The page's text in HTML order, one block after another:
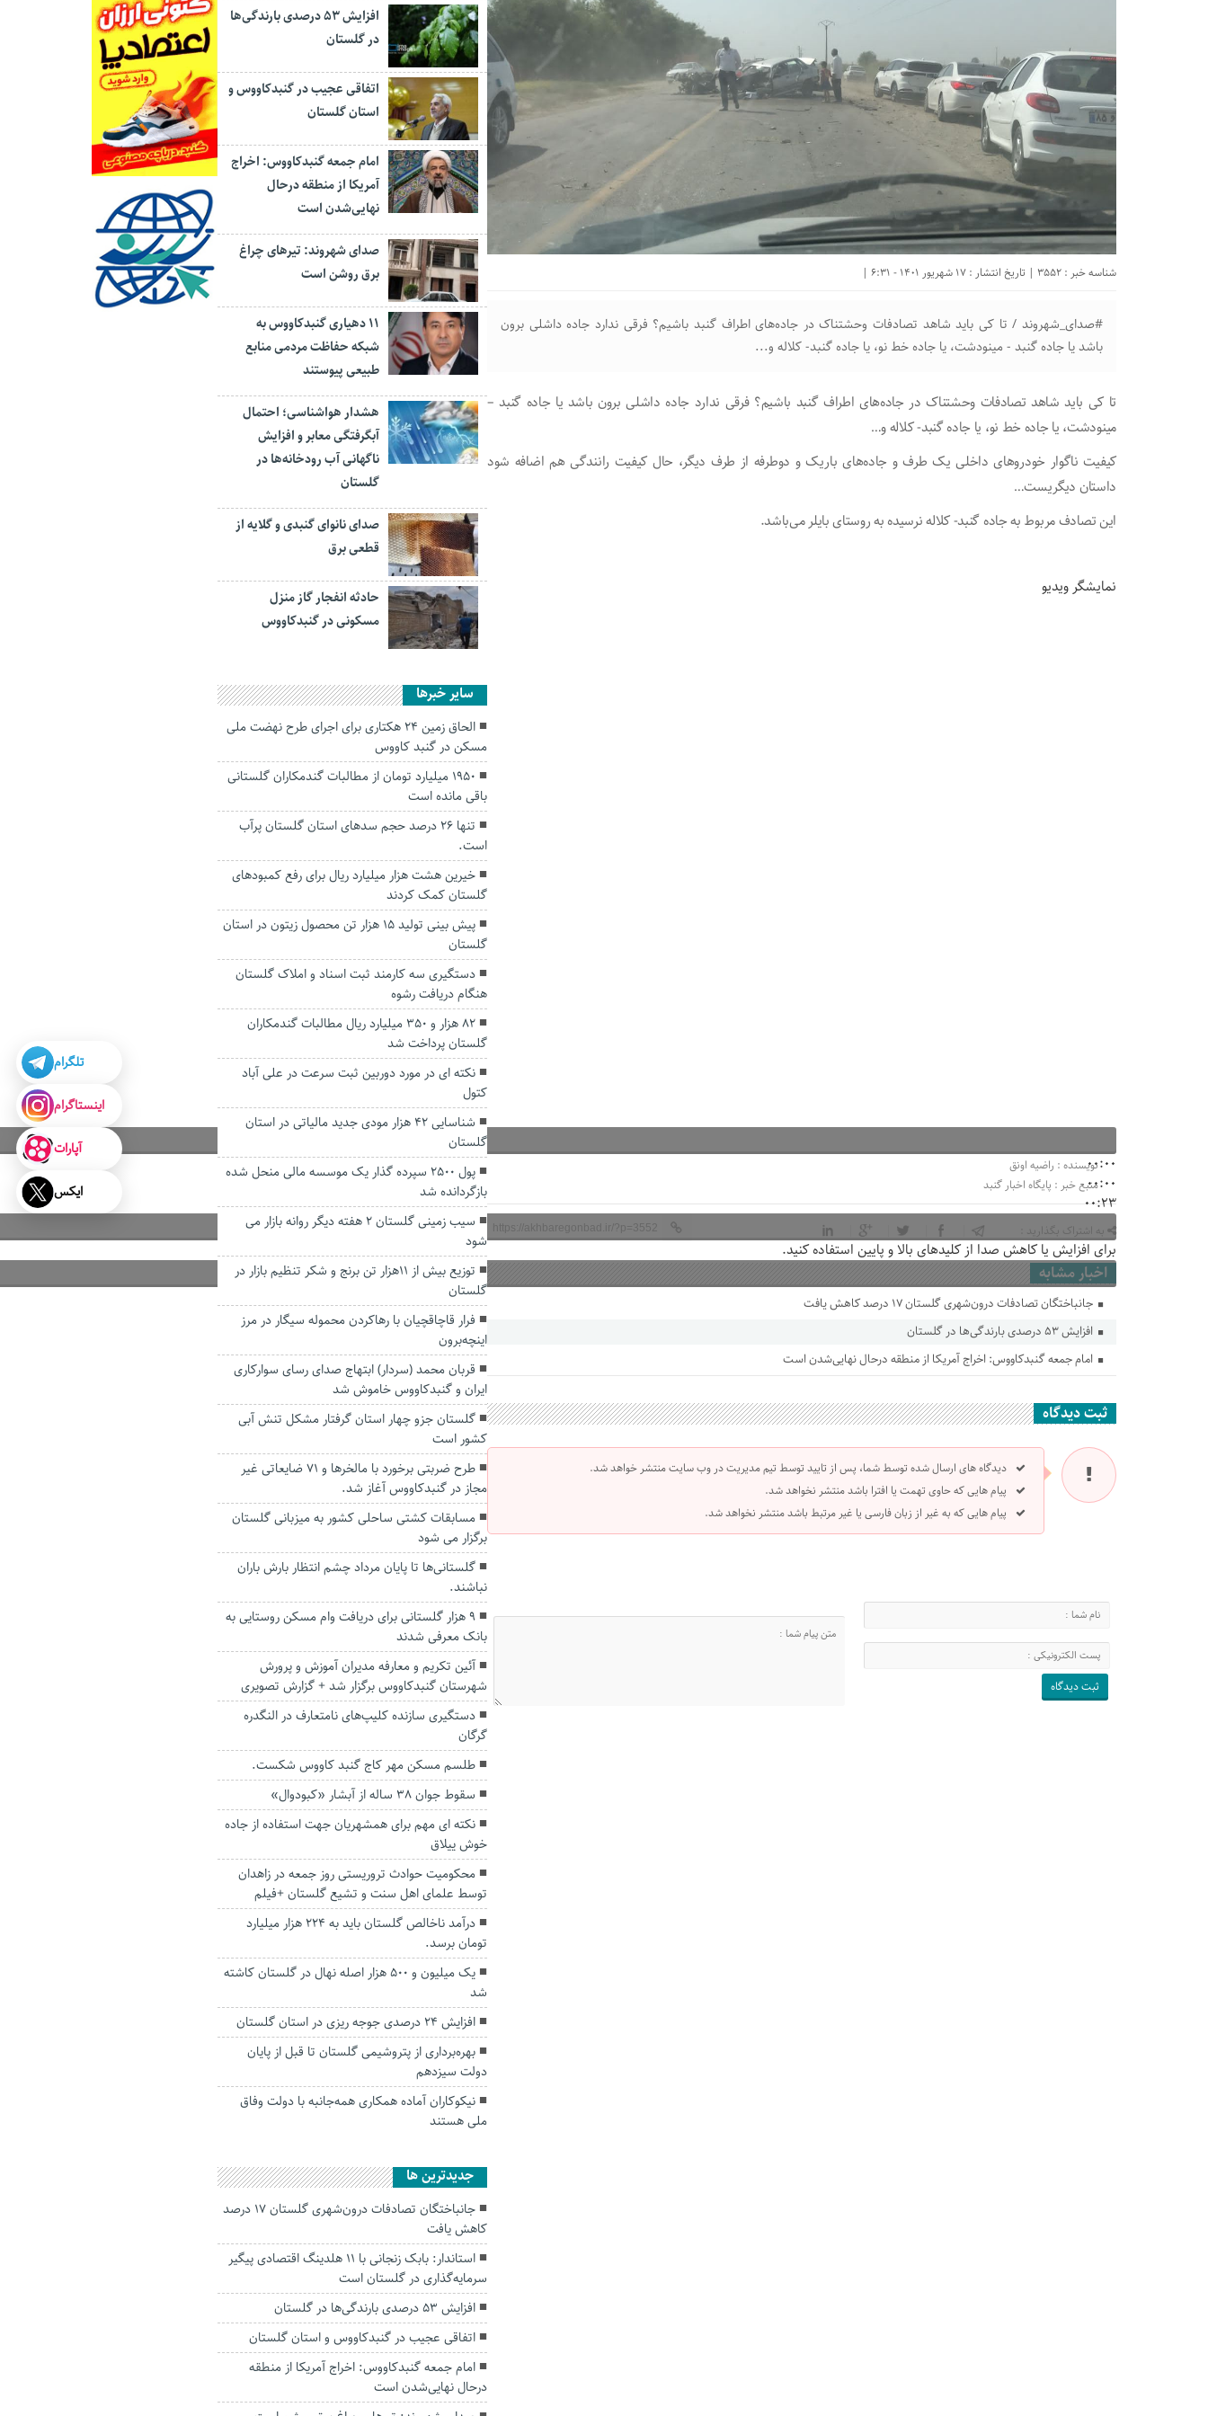
شناسه خبر : 3552 | تاریخ انتشار : 17 شهریور 1401 - 6:31 |
#صدای_شهروند / تا کی باید شاهد تصادفات وحشتناک در جاده‌های اطراف گنبد باشیم؟ فرقی ندارد جاده داشلی برون
باشد یا جاده گنبد - مینودشت، یا جاده خط نو، یا جاده گنبد- کلاله و...
تا کی باید شاهد تصادفات وحشتناک در جاده‌های اطراف گنبد باشیم؟ فرقی ندارد جاده داشلی برون باشد یا جاده گنبد –
مینودشت، یا جاده خط نو، یا جاده گنبد- کلاله و…
کیفیت ناگوار خودروهای داخلی یک طرف و‌ جاده‌های باریک و دوطرفه از طرف دیگر، حال کیفیت رانندگی هم اضافه شود
داستان دیگریست…
این تصادف مربوط به جاده گنبد- کلاله نرسیده به روستای بایلر می‌باشد.
نمایشگر ویدیو
00:00
00:00
00:23
برای افزایش یا کاهش صدا از کلیدهای بالا و پایین استفاده کنید.
نویسنده : راضیه اونق
منبع خبر : پایگاه اخبار گنبد
به اشتراک بگذارید : https://akhbaregonbad.ir/?p=3552
اخبار مشابه
جانباختگان تصادفات درون‌شهری گلستان ۱۷ درصد کاهش یافت
افزایش ۵۳ درصدی بارندگی‌ها در گلستان
امام جمعه گنبدکاووس: اخراج آمریکا از منطقه درحال نهایی‌شدن است
ثبت دیدگاه
دیدگاه های ارسال شده توسط شما، پس از تایید توسط تیم مدیریت در وب سایت منتشر خواهد شد.
پیام هایی که حاوی تهمت یا افترا باشد منتشر نخواهد شد.
پیام هایی که به غیر از زبان فارسی یا غیر مرتبط باشد منتشر نخواهد شد.
افزایش ۵۳ درصدی بارندگی‌ها
در گلستان
اتفاقی عجیب در‌ گنبدکاووس و
استان گلستان
امام جمعه گنبدکاووس: اخراج
آمریکا از منطقه درحال
نهایی‌شدن است
صدای شهروند: تیرهای چراغ
برق روشن است
۱۱ دهیاری گنبدکاووس به
شبکه حفاظت مردمی منابع
طبیعی پیوستند
هشدار هواشناسی؛ احتمال
آبگرفتگی معابر و افزایش
ناگهانی آب رودخانه‌ها در
گلستان
صدای نانوای گنبدی و گلایه از
قطعی برق
حادثه انفجار گاز منزل
مسکونی در گنبدکاووس
سایر خبرها
الحاق زمین ۲۴ هکتاری برای اجرای طرح نهضت ملی
مسکن در گنبد کاووس
۱۹۵۰ میلیارد تومان از مطالبات گندمکاران گلستانی
باقی مانده است
تنها ۲۶ درصد حجم سد‌های استان گلستان پرآب
است.
خیرین هشت هزار میلیارد ریال برای رفع کمبودهای
گلستان کمک کردند
پیش بینی تولید ۱۵ هزار تن محصول زیتون در استان
گلستان
دستگیری سه کارمند ثبت اسناد و املاک گلستان
هنگام دریافت رشوه
۸۲ هزار و ۳۵۰ میلیارد ریال مطالبات گندمکاران
گلستان پرداخت شد
نکته ای در مورد دوربین ثبت سرعت در علی آباد
کتول
شناسایی ۴۲ هزار مودی جدید مالیاتی در استان
گلستان
پول 2500 سپرده گذار یک موسسه مالی منحل شده
بازگردانده شد
سیب زمینی گلستان ۲ هفته دیگر روانه بازار می
شود
توزیع بیش از ۱۱هزار تن برنج و شکر تنظیم بازار در
گلستان
فرار قاچاقچیان با رهاکردن محموله سیگار در مرز
اینچه‌برون
قربان محمد (سردار) ابتهاج صدای رسای سوارکاری
ایران و گنبدکاووس خاموش شد
گلستان جزو چهار استان گرفتار مشکل تنش آبی
کشور است
طرح ضربتی برخورد با مالخرها و ۷۱ ضایعاتی غیر
مجاز در گنبدکاووس آغاز شد.
مسابقات کشتی ساحلی کشور به میزبانی گلستان
برگزار می شود
گلستانی‌ها تا پایان مرداد چشم انتظار بارش باران
نباشند.
۹ هزار گلستانی برای دریافت وام مسکن روستایی به
بانک معرفی شدند
آئین تکریم و معارفه مدیران آموزش و پرورش
شهرستان گنبدکاووس برگزار شد + گزارش تصویری
دستگیری سازنده کلیپ‌های نامتعارف در النگدره
گرگان
طلسم مسکن مهر کاج گنبد کاووس شکست.
سقوط جوان ۳۸ ساله از آبشار «کبودوال»
نکته ای مهم برای همشهریان جهت استفاده از جاده
خوش ییلاق
محکومیت حوادث تروریستی روز جمعه در زاهدان
توسط علمای اهل سنت و تشیع گلستان +فیلم
درآمد ناخالص گلستان باید به 224 هزار میلیارد
تومان برسد.
یک میلیون و ۵۰۰ هزار اصله نهال در گلستان کاشته
شد
افزایش ۲۴ درصدی جوجه ریزی در استان گلستان
بهره‌برداری از پتروشیمی گلستان تا قبل از پایان
دولت سیزدهم
نیکوکاران آماده همکاری همه‌جانبه با دولت وفاق
ملی هستند
جديدترين ها
جانباختگان تصادفات درون‌شهری گلستان ۱۷ درصد
کاهش یافت
استاندار: بابک زنجانی با ۱۱ هلدینگ اقتصادی پیگیر
سرمایه‌گذاری در گلستان است
افزایش ۵۳ درصدی بارندگی‌ها در گلستان
اتفاقی عجیب در‌ گنبدکاووس و استان گلستان
امام جمعه گنبدکاووس: اخراج آمریکا از منطقه
درحال نهایی‌شدن است
تلگرام
اینستاگرام
آپارات
ایکس